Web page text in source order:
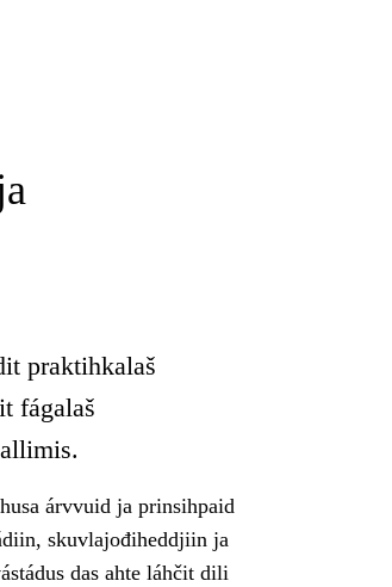
praktihkalaš
fágalaš
árvvuid ja prinsihpaid
skuvlajođiheddjiin ja
das ahte láhčit dili